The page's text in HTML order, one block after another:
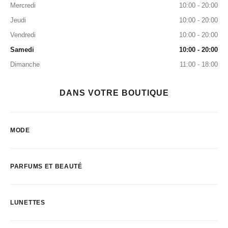
Mercredi
10:00 - 20:00
Jeudi
10:00 - 20:00
Vendredi
10:00 - 20:00
Samedi
10:00 - 20:00
Dimanche
11:00 - 18:00
DANS VOTRE BOUTIQUE
MODE
PARFUMS ET BEAUTÉ
LUNETTES